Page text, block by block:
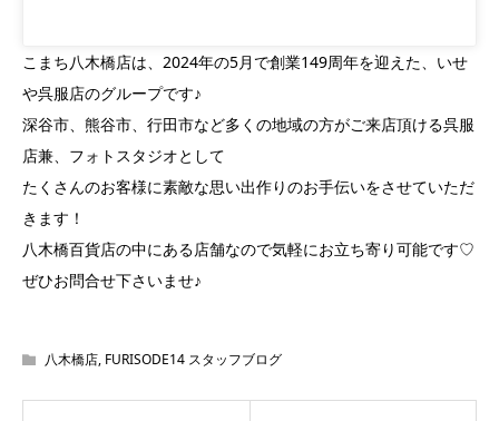
こまち八木橋店は、2024年の5月で創業149周年を迎えた、いせ
や呉服店のグループです♪
深谷市、熊谷市、行田市など多くの地域の方がご来店頂ける呉服
店兼、フォトスタジオとして
たくさんのお客様に素敵な思い出作りのお手伝いをさせていただ
きます！
八木橋百貨店の中にある店舗なので気軽にお立ち寄り可能です♡
ぜひお問合せ下さいませ♪
八木橋店, FURISODE14 スタッフブログ